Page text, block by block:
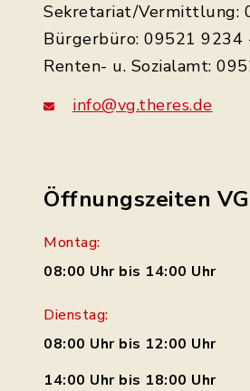
Sekretariat/Vermittlung:
Bürgerbüro: 09521 9234
Renten- u. Sozialamt:
info@vg.theres.de
Öffnungszeiten
Montag:
08:00 Uhr bis 14:00 Uhr
Dienstag:
08:00 Uhr bis 12:00 Uhr
14:00 Uhr bis 18:00 Uhr